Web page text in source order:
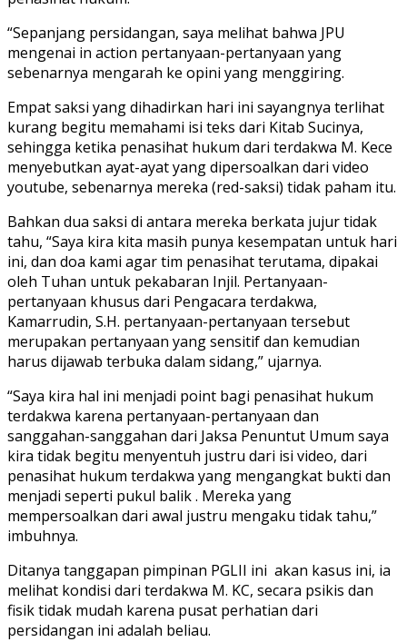
“Sepanjang persidangan, saya melihat bahwa JPU
mengenai in action pertanyaan-pertanyaan yang
sebenarnya mengarah ke opini yang menggiring.
Empat saksi yang dihadirkan hari ini sayangnya terlihat
kurang begitu memahami isi teks dari Kitab Sucinya,
sehingga ketika penasihat hukum dari terdakwa M. Kece
menyebutkan ayat-ayat yang dipersoalkan dari video
youtube, sebenarnya mereka (red-saksi) tidak paham itu.
Bahkan dua saksi di antara mereka berkata jujur tidak
tahu, “Saya kira kita masih punya kesempatan untuk hari
ini, dan doa kami agar tim penasihat terutama, dipakai
oleh Tuhan untuk pekabaran Injil. Pertanyaan-
pertanyaan khusus dari Pengacara terdakwa,
Kamarrudin, S.H. pertanyaan-pertanyaan tersebut
merupakan pertanyaan yang sensitif dan kemudian
harus dijawab terbuka dalam sidang,” ujarnya.
“Saya kira hal ini menjadi point bagi penasihat hukum
terdakwa karena pertanyaan-pertanyaan dan
sanggahan-sanggahan dari Jaksa Penuntut Umum saya
kira tidak begitu menyentuh justru dari isi video, dari
penasihat hukum terdakwa yang mengangkat bukti dan
menjadi seperti pukul balik . Mereka yang
mempersoalkan dari awal justru mengaku tidak tahu,”
imbuhnya.
Ditanya tanggapan pimpinan PGLII ini akan kasus ini, ia
melihat kondisi dari terdakwa M. KC, secara psikis dan
fisik tidak mudah karena pusat perhatian dari
persidangan ini adalah beliau.